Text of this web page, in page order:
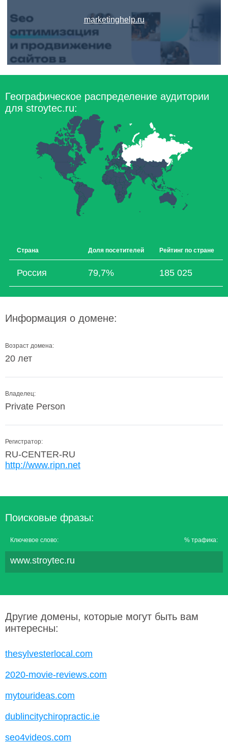
marketinghelp.ru
Географическое распределение аудитории
для stroytec.ru:
Страна Доля посетителей Рейтинг по стране
Россия 79,7% 185 025
Информация о домене:
Возраст домена:
20 лет
Владелец:
Private Person
Регистратор:
RU-CENTER-RU
http://www.ripn.net
Поисковые фразы:
Ключевое слово: % трафика:
www.stroytec.ru
Другие домены, которые могут быть вам
интересны:
thesylvesterlocal.com
2020-movie-reviews.com
mytourideas.com
dublincitychiropractic.ie
seo4videos.com